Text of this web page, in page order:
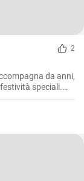
2
da anni,
speciali.
di
e del
ho deciso di
interna e